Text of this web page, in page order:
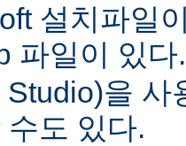
설치파일
파일이 있
을 사
도 있다.